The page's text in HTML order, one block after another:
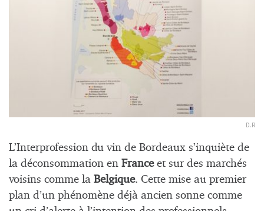
D.R
L’Interprofession du vin de Bordeaux s’inquiète de
la déconsommation en France et sur des marchés
voisins comme la Belgique. Cette mise au premier
plan d’un phénomène déjà ancien sonne comme